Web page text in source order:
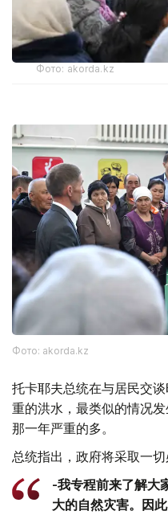
Фото: akorda.kz
Фото: akorda.kz
托卡耶夫总统在与居民交
重的洪水，最类似的情况
那一年严重的多。
总统指出，政府将采取一
-我专程前来了解大
大的自然灾害。因